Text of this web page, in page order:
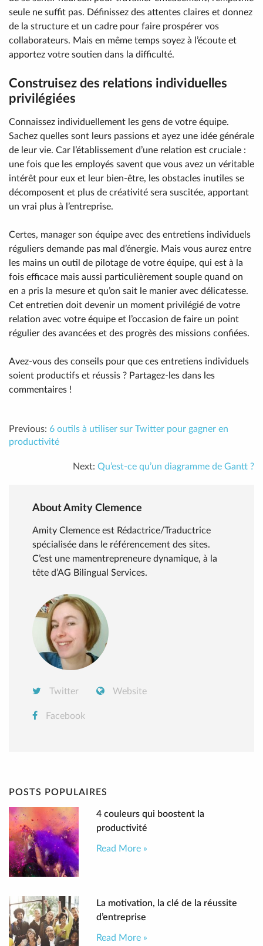
seule ne suffit pas. Définissez des attentes claires et donnez
de la structure et un cadre pour faire prospérer vos
collaborateurs. Mais en même temps soyez à l’écoute et
apportez votre soutien dans la difficulté.
Construisez des relations individuelles
privilégiées
Connaissez individuellement les gens de votre équipe.
Sachez quelles sont leurs passions et ayez une idée générale
de leur vie. Car l’établissement d’une relation est cruciale :
une fois que les employés savent que vous avez un véritable
intérêt pour eux et leur bien-être, les obstacles inutiles se
décomposent et plus de créativité sera suscitée, apportant
un vrai plus à l’entreprise.
Certes, manager son équipe avec des entretiens individuels
réguliers demande pas mal d’énergie. Mais vous aurez entre
les mains un outil de pilotage de votre équipe, qui est à la
fois efficace mais aussi particulièrement souple quand on
en a pris la mesure et qu’on sait le manier avec délicatesse.
Cet entretien doit devenir un moment privilégié de votre
relation avec votre équipe et l’occasion de faire un point
régulier des avancées et des progrès des missions confiées.
Avez-vous des conseils pour que ces entretiens individuels
soient productifs et réussis ? Partagez-les dans les
commentaires !
Previous: 6 outils à utiliser sur Twitter pour gagner en
productivité
Next: Qu’est-ce qu’un diagramme de Gantt ?
About Amity Clemence
Amity Clemence est Rédactrice/Traductrice
spécialisée dans le référencement des sites.
C’est une mamentrepreneure dynamique, à la
tête d’AG Bilingual Services.
Twitter Website
Facebook
POSTS POPULAIRES
4 couleurs qui boostent la
productivité
Read More »
La motivation, la clé de la réussite
d’entreprise
Read More »